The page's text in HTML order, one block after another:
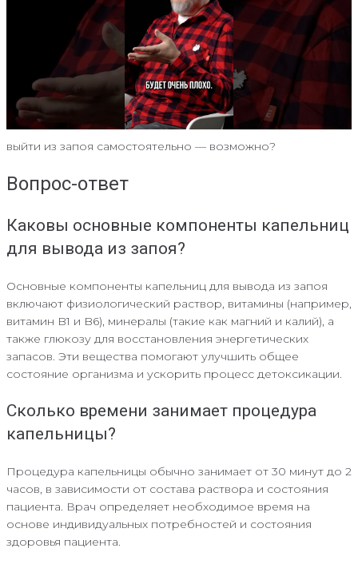
выйти из запоя самостоятельно — возможно?
Вопрос-ответ
Каковы основные компоненты капельниц
для вывода из запоя?
Основные компоненты капельниц для вывода из запоя
включают физиологический раствор, витамины (например,
витамин B1 и B6), минералы (такие как магний и калий), а
также глюкозу для восстановления энергетических
запасов. Эти вещества помогают улучшить общее
состояние организма и ускорить процесс детоксикации.
Сколько времени занимает процедура
капельницы?
Процедура капельницы обычно занимает от 30 минут до 2
часов, в зависимости от состава раствора и состояния
пациента. Врач определяет необходимое время на
основе индивидуальных потребностей и состояния
здоровья пациента.